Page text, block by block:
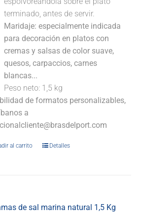
terminado, antes de servir.
Maridaje: especialmente indicada
para decoración en platos con
cremas y salsas de color suave,
quesos, carpaccios, carnes
blancas...
Peso neto: 1,5 kg
de formatos personalizables,
a
al carrito Detalles
de sal marina natural 1,5 Kg